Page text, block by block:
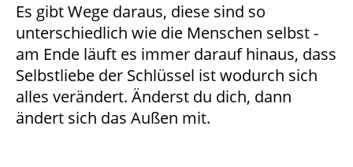
Es gibt Wege daraus, diese sind so
unterschiedlich wie die Menschen selbst -
am Ende läuft es immer darauf hinaus, dass
Selbstliebe der Schlüssel ist wodurch sich
alles verändert. Änderst du dich, dann
ändert sich das Außen mit.